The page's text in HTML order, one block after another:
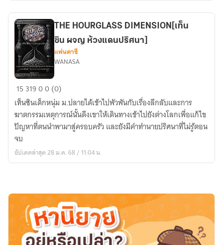
Shadow
of
Phlai-
Thong's
Glory
THE
HOURGLASS
DIMENSION[เท็น
ซิน
ผจญ
ห้วง
แดน
THE HOURGLASS DIMENSION[เท็น
ซิน ผจญ ห้วงแดนปริศนา]
แฟนตาซี
WANASA
15 31900 (0)
เท็นซินเด็กหนุ่ม ม.ปลายได้เข้าไปพัวพันกับเรื่องลึกลับและการ
ฆาตกรรมเหตุการณ์นั้นดึงเขาให้เดินทางเข้าไปยังต่างโลกเพื่อแก้ไข
ปัญหาที่ตนนำพามาสู่ครอบครัว และยังมีคำทำนายปริศนาที่ไม่รู้ตอน
จบ
อัปเดตล่าสุด 28 ม.ค. 68 / 11:04 น.